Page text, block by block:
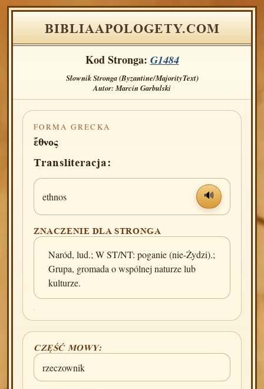
BIBLIAAPOLOGETY.COM
Kod Stronga: G1484
Słownik Stronga (Byzantine/MajorityText)
Autor: Marcin Garbulski
FORMA GRECKA
ἔθνος
Transliteracja:
ethnos 🔊
ZNACZENIE DLA STRONGA
Naród, lud.; W ST/NT: poganie (nie-Żydzi).;
Grupa, gromada o wspólnej naturze lub
kulturze.
CZĘŚĆ MOWY:
rzeczownik